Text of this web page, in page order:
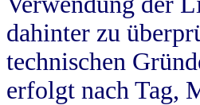
dahinter zu
technischen
erfolgt nach Tag,